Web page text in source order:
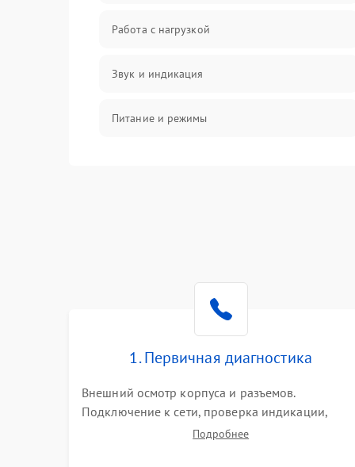
Работа с нагрузкой
Звук и индикация
Питание и режимы
1. Первичная диагностика
Внешний осмотр корпуса и разъемов.
Подключение к сети, проверка индикации,
звуковых сигналов и кодов ошибок. Измерение
Подробнее